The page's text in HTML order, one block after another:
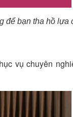
để bạn tha hồ lựa
vụ chuyên